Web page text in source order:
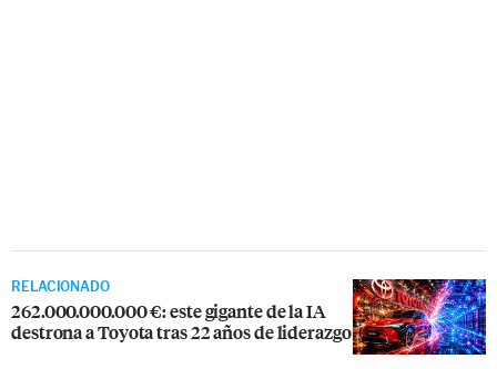
RELACIONADO
262.000.000.000 €: este gigante de la IA
destrona a Toyota tras 22 años de liderazgo